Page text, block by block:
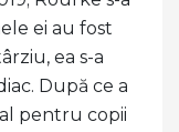
ei au fost
ea s-a
După ce a
pentru copii